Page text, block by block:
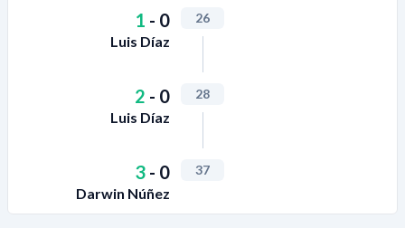
1 - 0
Luis Díaz
26
2 - 0
Luis Díaz
28
3 - 0
Darwin Núñez
37